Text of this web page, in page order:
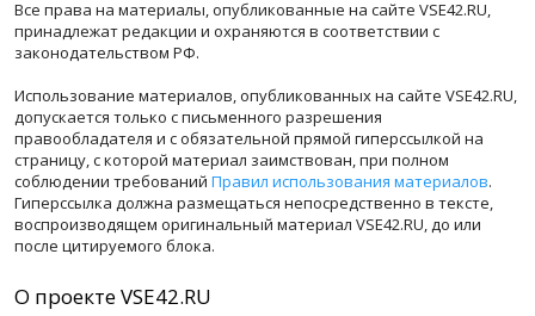
Все права на материалы, опубликованные на сайте VSE42.RU,
принадлежат редакции и охраняются в соответствии с
законодательством РФ.
Использование материалов, опубликованных на сайте VSE42.RU,
допускается только с письменного разрешения
правообладателя и с обязательной прямой гиперссылкой на
страницу, с которой материал заимствован, при полном
соблюдении требований Правил использования материалов.
Гиперссылка должна размещаться непосредственно в тексте,
воспроизводящем оригинальный материал VSE42.RU, до или
после цитируемого блока.
О проекте VSE42.RU